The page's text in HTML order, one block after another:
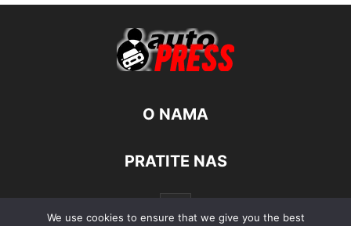
O NAMA
PRATITE NAS
We use cookies to ensure that we give you the best